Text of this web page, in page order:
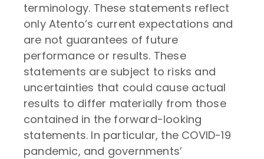
terminology. These statements reflect
only Atento’s current expectations and
are not guarantees of future
performance or results. These
statements are subject to risks and
uncertainties that could cause actual
results to differ materially from those
contained in the forward-looking
statements. In particular, the COVID-19
pandemic, and governments’